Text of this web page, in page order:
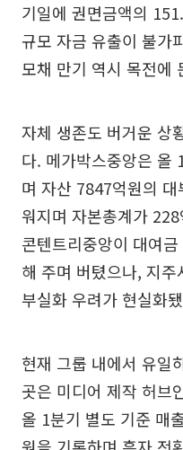
기일에 권면금액의
규모 자금 유출이 불가
모채 만기 역시 목전에
자체 생존도 버거운 상
다. 메가박스중앙은 올
며 자산 7847억원의
워지며 자본총계가
콘텐트리중앙이 대여
해 주며 버텼으나, 지
부실화 우려가 현실화
현재 그룹 내에서 유일
곳은 미디어 제작 허브
올 1분기 별도 기준 매